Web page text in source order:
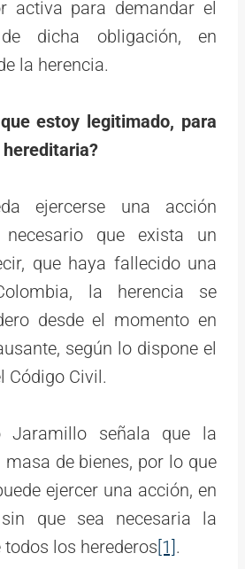
activa para demandar el
dicha obligación, en
la herencia.
estoy legitimado, para
ejercerse una acción
necesario que exista un
que haya fallecido una
la herencia se
desde el momento en
según lo dispone el
Código Civil.
Jaramillo señala que la
masa de bienes, por lo que
ejercer una acción, en
que sea necesaria la
los herederos[1].